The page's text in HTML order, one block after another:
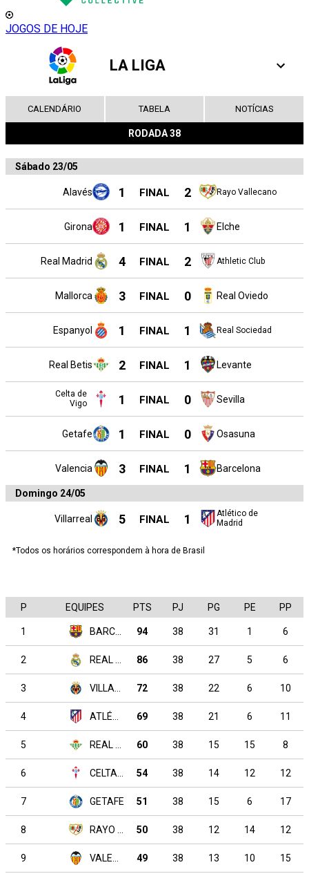
JOGOS DE HOJE
LA LIGA
CALENDÁRIO TABELA NOTÍCIAS
RODADA 38
Sábado 23/05
Alavés 1 FINAL 2 Rayo Vallecano
Girona 1 FINAL 1 Elche
Real Madrid 4 FINAL 2 Athletic Club
Mallorca 3 FINAL 0 Real Oviedo
Espanyol 1 FINAL 1 Real Sociedad
Real Betis 2 FINAL 1 Levante
Celta de
Vigo
1 FINAL 0 Sevilla
Getafe 1 FINAL 0 Osasuna
Valencia 3 FINAL 1 Barcelona
Domingo 24/05
Villarreal 5 FINAL 1
Atlético de
Madrid
*Todos os horários correspondem à hora de Brasil
P EQUIPES PTS PJ PG PE PP
1 94 38 31 1 6
2 86 38 27 5 6
3 72 38 22 6 10
4 69 38 21 6 11
5 60 38 15 15 8
6 54 38 14 12 12
7 GETAFE 51 38 15 6 17
8 50 38 12 14 12
9 49 38 13 10 15